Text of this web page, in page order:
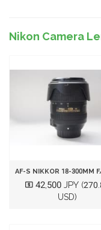
Nikon Camera
42,500 JPY
USD)